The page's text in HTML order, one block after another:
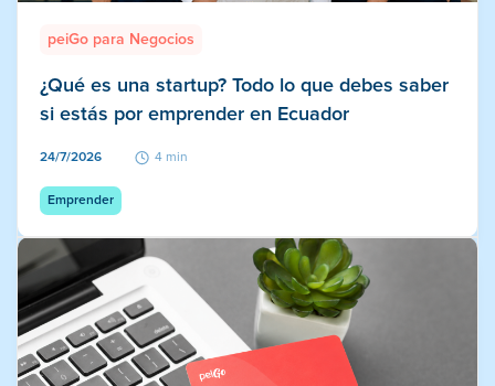
peiGo para Negocios
¿Qué es una startup? Todo lo que debes saber
si estás por emprender en Ecuador
24/7/2026 4 min
Emprender